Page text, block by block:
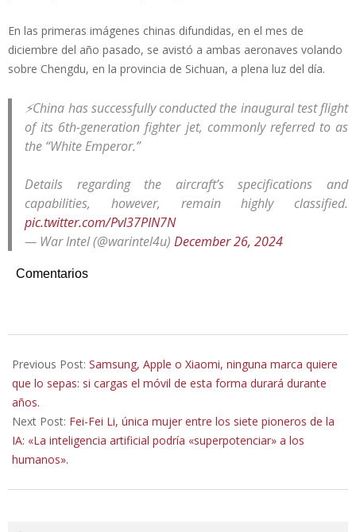
En las primeras imágenes chinas difundidas, en el mes de
diciembre del año pasado, se avistó a ambas aeronaves volando
sobre Chengdu, en la provincia de Sichuan, a plena luz del día.
⚡️China has successfully conducted the inaugural test flight
of its 6th-generation fighter jet, commonly referred to as
the “White Emperor.”
Details regarding the aircraft’s specifications and
capabilities, however, remain highly classified.
pic.twitter.com/Pvl37PIN7N
— War Intel (@warintel4u) December 26, 2024
Comentarios
11-
03
Previous Post: Samsung, Apple o Xiaomi, ninguna marca quiere
que lo sepas: si cargas el móvil de esta forma durará durante
años.
Next Post: Fei-Fei Li, única mujer entre los siete pioneros de la
IA: «La inteligencia artificial podría «superpotenciar» a los
humanos».